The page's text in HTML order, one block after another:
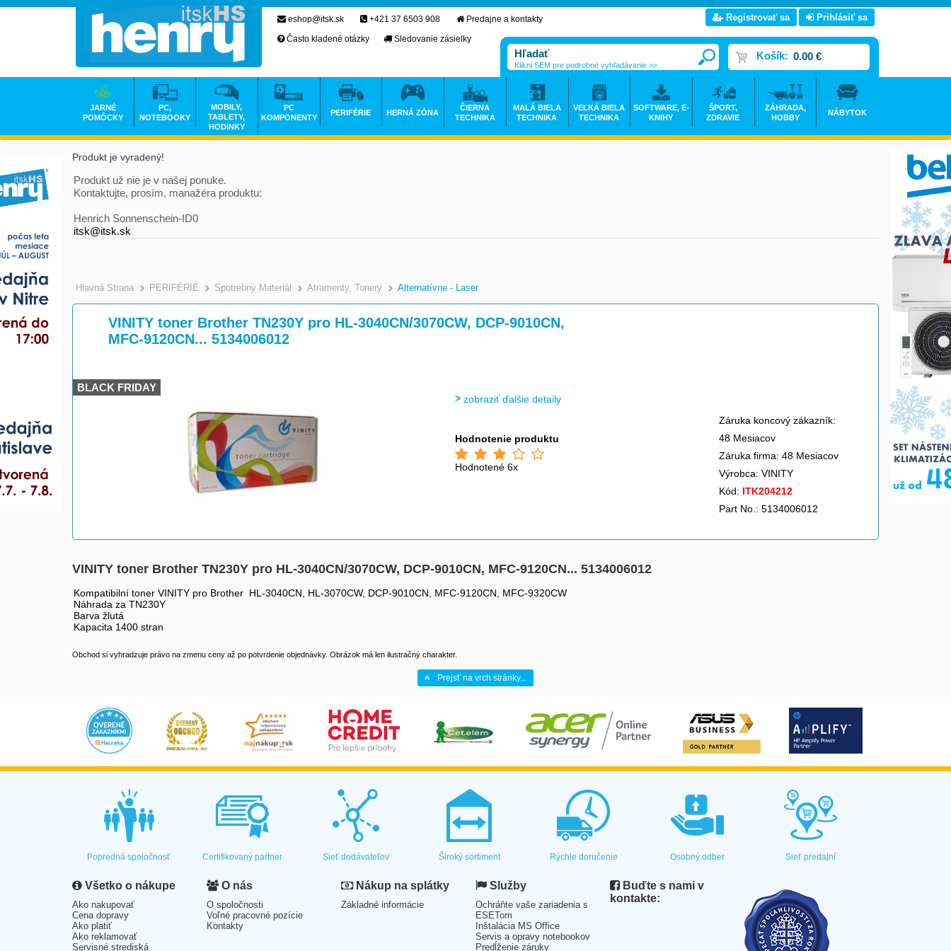
Produkt je vyradený!
Produkt už nie je v našej ponuke.
Kontaktujte, prosím, manažéra produktu:
Henrich Sonnenschein-ID0
itsk@itsk.sk
Hlavná Strana >
PERIFÉRIE >
Spotrebný Materiál >
Atramenty, Tonery >
Alternatívne - Laser
VINITY toner Brother TN230Y pro HL-3040CN/3070CW, DCP-9010CN,
MFC-9120CN... 5134006012
BLACK FRIDAY
zobraziť ďalšie detaily
Hodnotenie produktu
Hodnotené 6x
Záruka koncový zákazník:
48 Mesiacov
Záruka firma: 48 Mesiacov
Výrobca: VINITY
Kód: ITK204212
Part No.: 5134006012
VINITY toner Brother TN230Y pro HL-3040CN/3070CW, DCP-9010CN, MFC-9120CN... 5134006012
Kompatibilní toner VINITY pro Brother HL-3040CN, HL-3070CW, DCP-9010CN, MFC-9120CN, MFC-9320CW
Náhrada za TN230Y
Barva žlutá
Kapacita 1400 stran
Obchod si vyhradzuje právo na zmenu ceny až po potvrdenie objednávky. Obrázok má len ilustračný charakter.
Prejsť na vrch stránky...
eshop@itsk.sk +421 37 6503 908
Predajne a kontakty
Často kladené otázky
Sledovanie zásielky
Registrovať sa Prihlásiť sa
Košík: 0.00 €
Klikni SEM pre podrobné vyhľadávanie >>
JARNÉ
POMÔCKY
PC,
NOTEBOOKY
MOBILY,
TABLETY,
HODINKY
PC
KOMPONENTY
PERIFÉRIE HERNÁ ZÓNA
ČIERNA
TECHNIKA
MALÁ BIELA
TECHNIKA
VEĽKÁ BIELA
TECHNIKA
SOFTWARE, E-
KNIHY
ŠPORT,
ZDRAVIE
ZÁHRADA,
HOBBY
NÁBYTOK
Popredná spoločnosť Certifikovaný partner Sieť dodávateľov Široký sortiment Rýchle doručenie Osobný odber Sieť predajní
Všetko o nákupe
Ako nakupovať
Cena dopravy
Ako platiť
Ako reklamovať
Servisné strediská
O nás
O spoločnosti
Voľné pracovné pozície
Kontakty
Nákup na splátky
Základné informácie
Služby
Ochráňte vaše zariadenia s
ESETom
Inštalácia MS Office
Servis a opravy notebookov
Predĺženie záruky
Buďte s nami v
kontakte: